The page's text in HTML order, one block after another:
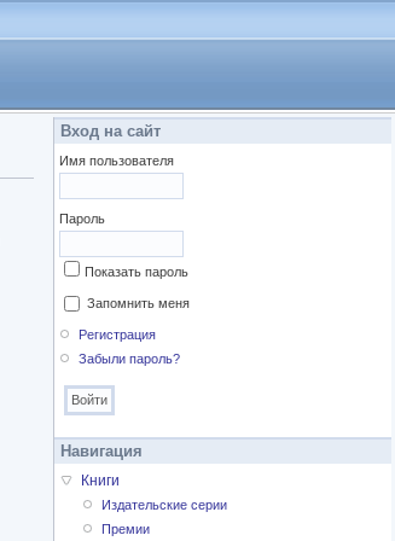
Вход на сайт
Имя пользователя
Пароль
Показать пароль
Запомнить меня
Регистрация
Забыли пароль?
Навигация
Книги
Издательские серии
Премии